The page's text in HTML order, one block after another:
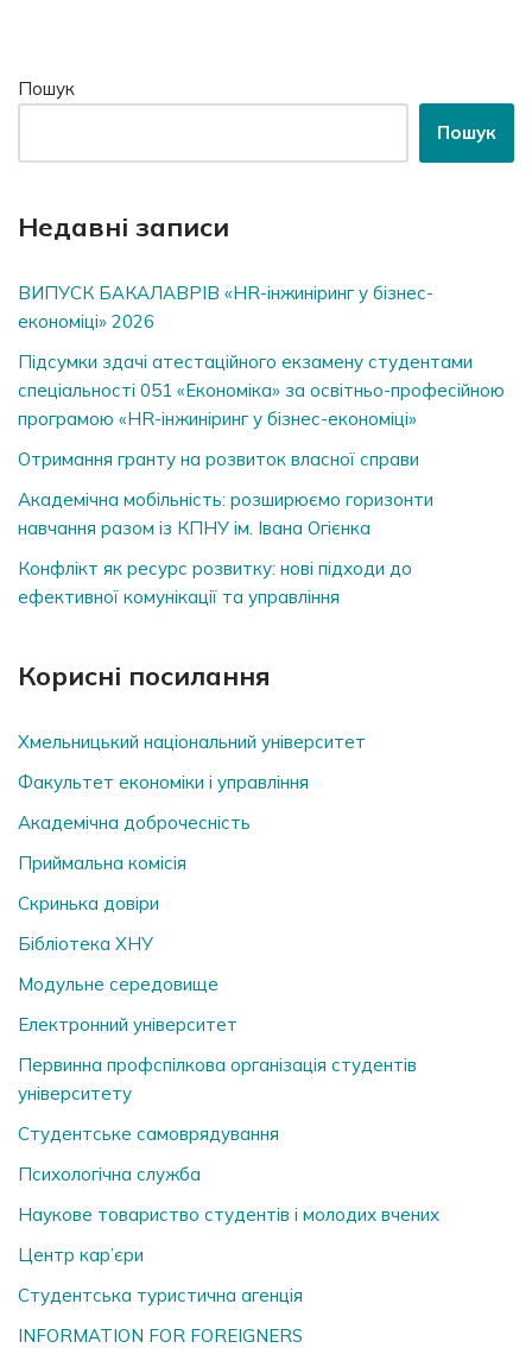
Пошук
Пошук
Недавні записи
ВИПУСК БАКАЛАВРІВ «HR-інжиніринг у бізнес-
економіці» 2026
Підсумки здачі атестаційного екзамену студентами
спеціальності 051 «Економіка» за освітньо-професійною
програмою «HR-інжиніринг у бізнес-економіці»
Отримання гранту на розвиток власної справи
Академічна мобільність: розширюємо горизонти
навчання разом із КПНУ ім. Івана Огієнка
Конфлікт як ресурс розвитку: нові підходи до
ефективної комунікації та управління
Корисні посилання
Хмельницький національний університет
Факультет економіки і управління
Академічна доброчесність
Приймальна комісія
Скринька довiри
Бібліотека ХНУ
Модульне середовище
Електронний університет
Первинна профспілкова організація студентів
університету
Студентське самоврядування
Психологічна служба
Наукове товариство студентів і молодих вчених
Центр кар’єри
Студентська туристична агенція
INFORMATION FOR FOREIGNERS